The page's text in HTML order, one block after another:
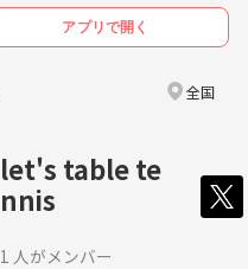
アプリで開く
全国
let's table te
nnis
1 人がメンバー